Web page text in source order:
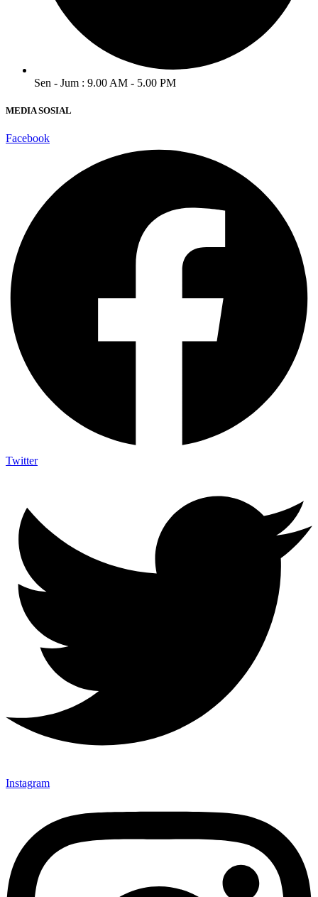
Sen - Jum : 9.00 AM - 5.00 PM
MEDIA SOSIAL
Facebook
Twitter
Instagram